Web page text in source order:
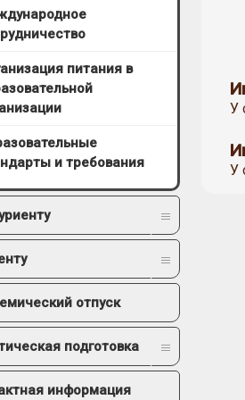
питания в
и требования
отпуск
подготовка
информация
У
У